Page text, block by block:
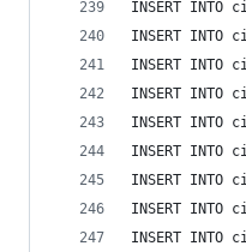
INSERT
INSERT
INSERT
INSERT
INSERT
INSERT
INSERT
INSERT
INSERT